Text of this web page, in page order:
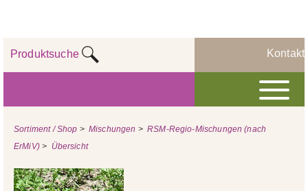
Produktsuche Kontakt
Sortiment / Shop >Mischungen >RSM-Regio-Mischungen (nach
ErMiV)> Übersicht